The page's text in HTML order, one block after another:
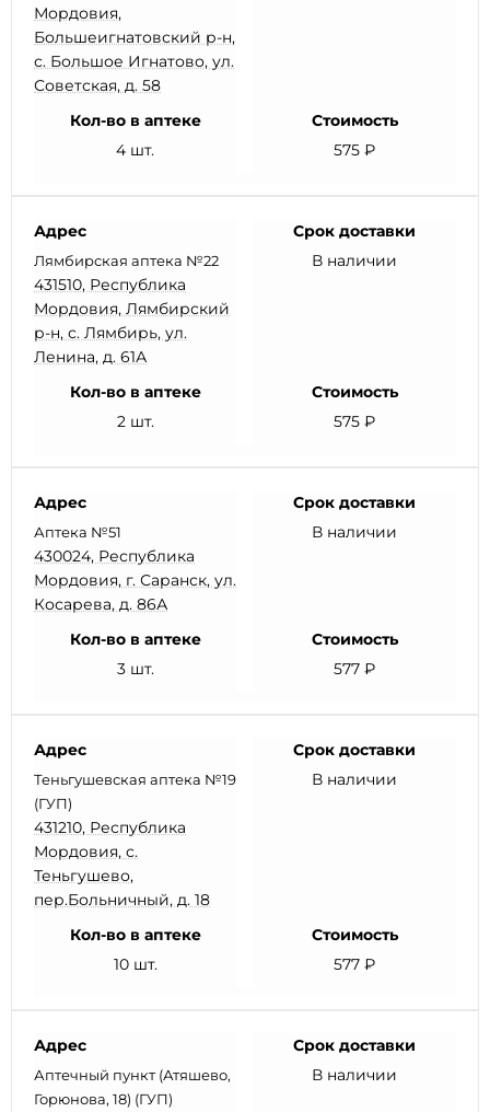
Мордовия,
Большеигнатовский р-н,
с. Большое Игнатово, ул.
Советская, д. 58
Кол-во в аптеке
4 шт.
Стоимость
575 ₽
Адрес
Лямбирская аптека №22
431510, Республика
Мордовия, Лямбирский
р-н, с. Лямбирь, ул.
Ленина, д. 61А
Срок доставки
В наличии
Кол-во в аптеке
2 шт.
Стоимость
575 ₽
Адрес
Аптека №51
430024, Республика
Мордовия, г. Саранск, ул.
Косарева, д. 86А
Срок доставки
В наличии
Кол-во в аптеке
3 шт.
Стоимость
577 ₽
Адрес
Теньгушевская аптека №19
(ГУП)
431210, Республика
Мордовия, с.
Теньгушево,
пер.Больничный, д. 18
Срок доставки
В наличии
Кол-во в аптеке
10 шт.
Стоимость
577 ₽
Адрес
Аптечный пункт (Атяшево,
Горюнова, 18) (ГУП)
Срок доставки
В наличии